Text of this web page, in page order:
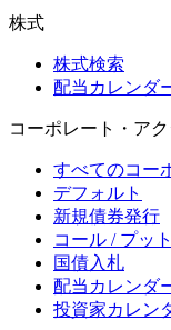
株式
株式検索
配当カレンダ
コーポレート・ア
すべてのコー
デフォルト
新規債券発行
コール / プッ
国債入札
配当カレンダ
投資家カレン